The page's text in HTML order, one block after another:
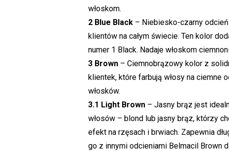
włoskom.
2 Blue Black – Niebiesko-czarny
klientów na całym świecie. Ten kolor
numer 1 Black. Nadaje włoskom
3 Brown – Ciemnobrązowy kolor z
klientek, które farbują włosy na ciemne
włosków.
3.1 Light Brown – Jasny brąz jest
włosów – blond lub jasny brąz, którzy
efekt na rzęsach i brwiach. Zapewnia
go z innymi odcieniami Belmacil Brown